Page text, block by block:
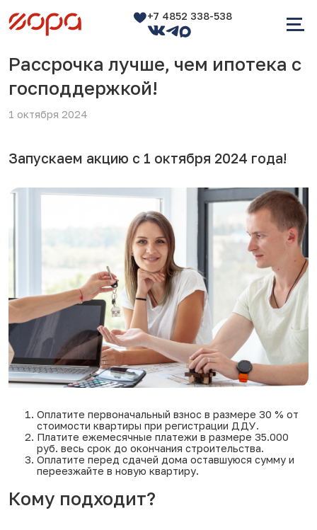
+7 4852 338-538
Рассрочка лучше, чем ипотека с
господдержкой!
1 октября 2024
Запускаем акцию с 1 октября 2024 года!
Оплатите первоначальный взнос в размере 30 % от
стоимости квартиры при регистрации ДДУ.
Платите ежемесячные платежи в размере 35.000
руб. весь срок до окончания строительства.
Оплатите перед сдачей дома оставшуюся сумму и
переезжайте в новую квартиру.
Кому подходит?